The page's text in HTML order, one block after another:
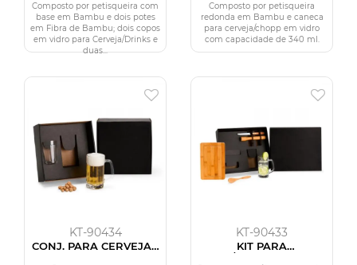
Composto por petisqueira com
base em Bambu e dois potes
em Fibra de Bambu; dois copos
em vidro para Cerveja/Drinks e
duas...
Composto por petisqueira
redonda em Bambu e caneca
para cerveja/chopp em vidro
com capacidade de 340 ml.
KT-90434
CONJ. PARA CERVEJA -
KT-90433
KIT PARA
BAR/CAIPIRINHA - 5